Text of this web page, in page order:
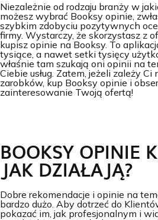
Niezależnie od rodzaju branży w
możesz wybrać Booksy opinie,
szybkim zdobyciu pozytywnych
firmy. Wystarczy, że skorzystasz z
kupisz opinie na Booksy. To
tysiące, a nawet setki tysięcy
właśnie tam szukają oni opinii na
Ciebie usług. Zatem, jeżeli zależy
zarobków, kup Booksy opinie i
zainteresowanie Twoją ofertą!
BOOKSY OPINIE
JAK DZIAŁAJĄ?
Dobre rekomendacje i opinie na
bardzo dużo. Aby dotrzeć do
pokazać im, jak profesjonalnym i